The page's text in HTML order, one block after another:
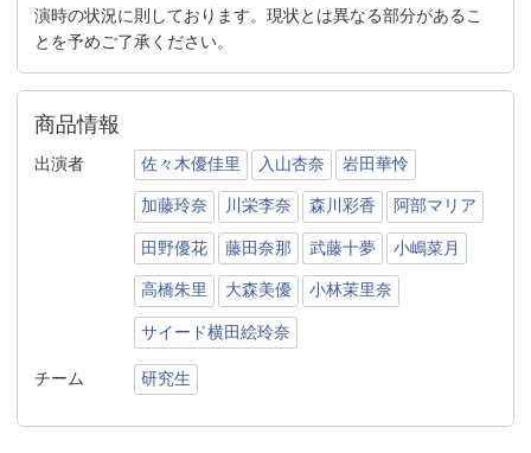
演時の状況に則しております。現状とは異なる部分があるこ
とを予めご了承ください。
商品情報
出演者 佐々木優佳里 入山杏奈 岩田華怜
加藤玲奈 川栄李奈 森川彩香 阿部マリア
田野優花 藤田奈那 武藤十夢 小嶋菜月
高橋朱里 大森美優 小林茉里奈
サイード横田絵玲奈
チーム 研究生